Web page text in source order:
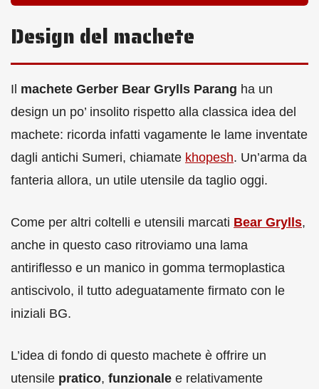
Design del machete
Il machete Gerber Bear Grylls Parang ha un
design un po’ insolito rispetto alla classica idea del
machete: ricorda infatti vagamente le lame inventate
dagli antichi Sumeri, chiamate khopesh. Un’arma da
fanteria allora, un utile utensile da taglio oggi.
Come per altri coltelli e utensili marcati Bear Grylls,
anche in questo caso ritroviamo una lama
antiriflesso e un manico in gomma termoplastica
antiscivolo, il tutto adeguatamente firmato con le
iniziali BG.
L’idea di fondo di questo machete è offrire un
utensile pratico, funzionale e relativamente